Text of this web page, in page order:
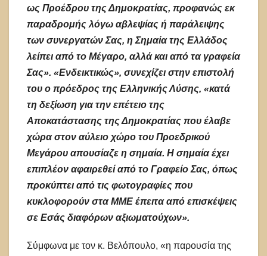
ως Προέδρου της Δημοκρατίας, προφανώς εκ
παραδρομής λόγω αβλεψίας ή παράλειψης
των συνεργατών Σας, η Σημαία της Ελλάδος
λείπει από το Μέγαρο, αλλά και από τα γραφεία
Σας». «Ενδεικτικώς», συνεχίζει στην επιστολή
του ο πρόεδρος της Ελληνικής Λύσης, «κατά
τη δεξίωση για την επέτειο της
Αποκατάστασης της Δημοκρατίας που έλαβε
χώρα στον αύλειο χώρο του Προεδρικού
Μεγάρου απουσίαζε η σημαία. Η σημαία έχει
επιπλέον αφαιρεθεί από το Γραφείο Σας, όπως
προκύπτει από τις φωτογραφίες που
κυκλοφορούν στα ΜΜΕ έπειτα από επισκέψεις
σε Εσάς διαφόρων αξιωματούχων».
Σύμφωνα με τον κ. Βελόπουλο, «η παρουσία της